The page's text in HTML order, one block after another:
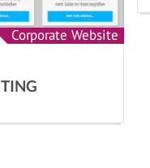
Corporate Website